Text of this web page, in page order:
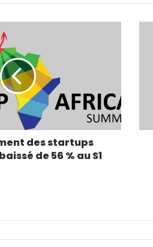
des startups
de 56 % au S1